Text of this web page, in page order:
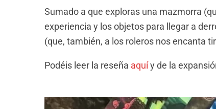
Sumado a que exploras una mazmorra
experiencia y los objetos para llegar a
(que, también, a los roleros nos encanta
Podéis leer la reseña aquíy de la